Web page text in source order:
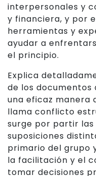
interpersonales y
y financiera, y por
herramientas y
ayudar a
el principio.
Explica
de los documentos
una eficaz manera
llama conflicto
surge por partir
suposiciones
primario del grupo
la facilitación y el
tomar decisiones